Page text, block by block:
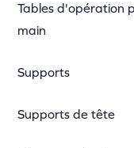
Tables d'opération
main
Supports
Supports de tête